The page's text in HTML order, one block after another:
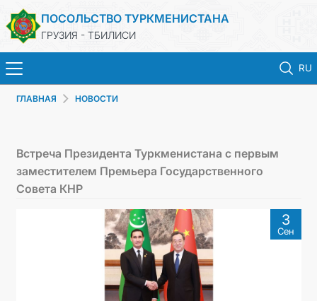
ПОСОЛЬСТВО ТУРКМЕНИСТАНА
ГРУЗИЯ - ТБИЛИСИ
RU
ТУРКМЕНИСТАН
КОНСУЛЬСКИЕ УСЛУГИ
МИД
КОНТАКТНЫЕ ДАННЫЕ
ГЛАВНАЯ НОВОСТИ
Встреча Президента Туркменистана с первым
заместителем Премьера Государственного
Совета КНР
3
Сен